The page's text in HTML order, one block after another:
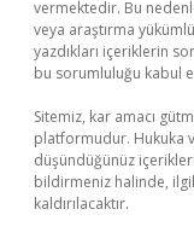
vermektedir. Bu
veya araştırma
yazdıkları içeriklerin
bu sorumluluğu kabul
Sitemiz, kar amacı
platformudur. Hukuka
düşündüğünüz
bildirmeniz halinde,
kaldırılacaktır.